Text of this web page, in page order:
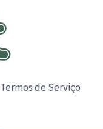
Termos de Serviço